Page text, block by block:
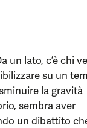
un lato, c’è chi
su un
la gravità
sembra aver
un dibattito